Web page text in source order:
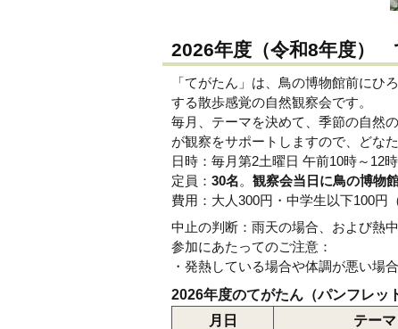
2026年度（令和8年度）
「てがたん」は、鳥の博物館前にひ
する散歩感覚の自然観察会です。
毎月、テーマを決めて、季節の自然
が観察をサポートしますので、どな
日時：毎月第2土曜日 午前10時～12時
定員： 30名。 観察会当日に鳥の博物
費用：大人300円・中学生以下100円
中止の判断：雨天の場合、および熱
参加にあたってのご注意：
・発熱している場合や体調が悪い場
2026年度のてがたん（パンフレッ
月日
テーマ